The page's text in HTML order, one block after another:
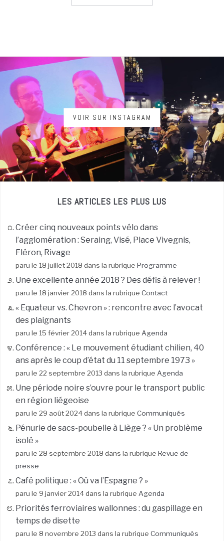
VOIR SUR INSTAGRAM
LES ARTICLES LES PLUS LUS
Créer cinq nouveaux points vélo dans
l’agglomération : Seraing, Visé, Place Vivegnis,
Fléron, Rivage
paru le 18 juillet 2018 dans la rubrique Programme
Une excellente année 2018 ? Des défis à relever !
paru le 18 janvier 2018 dans la rubrique Contact
« Equateur vs. Chevron » : rencontre avec l’avocat
des plaignants
paru le 15 février 2014 dans la rubrique Agenda
Conférence : « Le mouvement étudiant chilien, 40
ans après le coup d’état du 11 septembre 1973 »
paru le 22 septembre 2013 dans la rubrique Agenda
Une période noire s’ouvre pour le transport public
en région liégeoise
paru le 29 août 2024 dans la rubrique Communiqués
Pénurie de sacs-poubelle à Liège ? « Un problème
isolé »
paru le 28 septembre 2018 dans la rubrique Revue de
presse
Café politique : « Où va l’Espagne ? »
paru le 9 janvier 2014 dans la rubrique Agenda
Priorités ferroviaires wallonnes : du gaspillage en
temps de disette
paru le 8 novembre 2013 dans la rubrique Communiqués